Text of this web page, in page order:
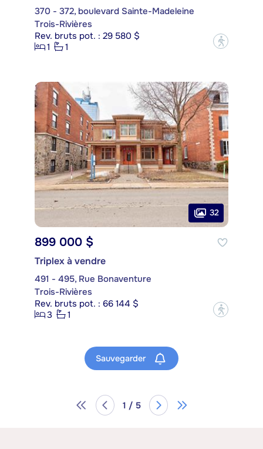
370 - 372, boulevard Sainte-Madeleine
Trois-Rivières
Rev. bruts pot. : 29 580 $
1
1 ?
32
899 000 $
Triplex à vendre
491 - 495, Rue Bonaventure
Trois-Rivières
Rev. bruts pot. : 66 144 $
3
1 ?
Sauvegarder
1 / 5